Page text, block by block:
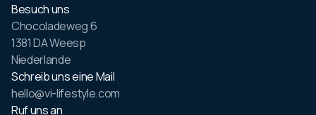
Besuch uns
Chocoladeweg 6
1381 DA Weesp
Niederlande
Schreib uns eine Mail
hello@vi-lifestyle.com
Ruf uns an